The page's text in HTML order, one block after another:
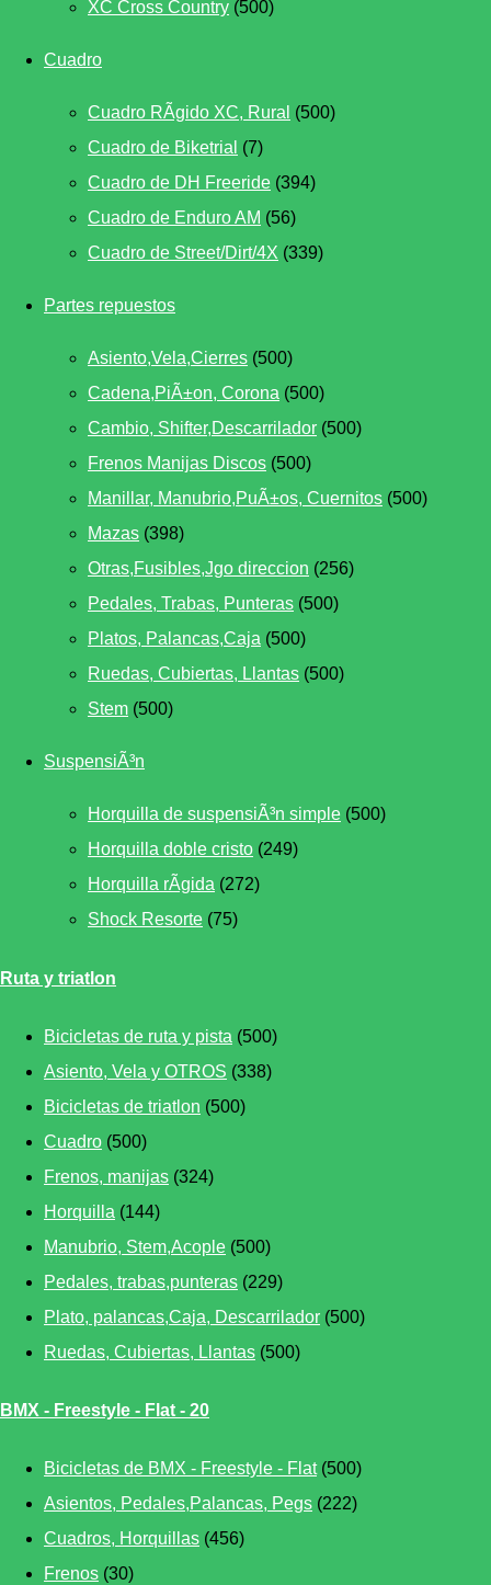
XC Cross Country (500)
Cuadro
Cuadro RÃ­gido XC, Rural (500)
Cuadro de Biketrial (7)
Cuadro de DH Freeride (394)
Cuadro de Enduro AM (56)
Cuadro de Street/Dirt/4X (339)
Partes repuestos
Asiento,Vela,Cierres (500)
Cadena,PiÃ±on, Corona (500)
Cambio, Shifter,Descarrilador (500)
Frenos Manijas Discos (500)
Manillar, Manubrio,PuÃ±os, Cuernitos (500)
Mazas (398)
Otras,Fusibles,Jgo direccion (256)
Pedales, Trabas, Punteras (500)
Platos, Palancas,Caja (500)
Ruedas, Cubiertas, Llantas (500)
Stem (500)
SuspensiÃ³n
Horquilla de suspensiÃ³n simple (500)
Horquilla doble cristo (249)
Horquilla rÃ­gida (272)
Shock Resorte (75)
Ruta y triatlon
Bicicletas de ruta y pista (500)
Asiento, Vela y OTROS (338)
Bicicletas de triatlon (500)
Cuadro (500)
Frenos, manijas (324)
Horquilla (144)
Manubrio, Stem,Acople (500)
Pedales, trabas,punteras (229)
Plato, palancas,Caja, Descarrilador (500)
Ruedas, Cubiertas, Llantas (500)
BMX - Freestyle - Flat - 20
Bicicletas de BMX - Freestyle - Flat(500)
Asientos, Pedales,Palancas, Pegs (222)
Cuadros, Horquillas (456)
Frenos (30)